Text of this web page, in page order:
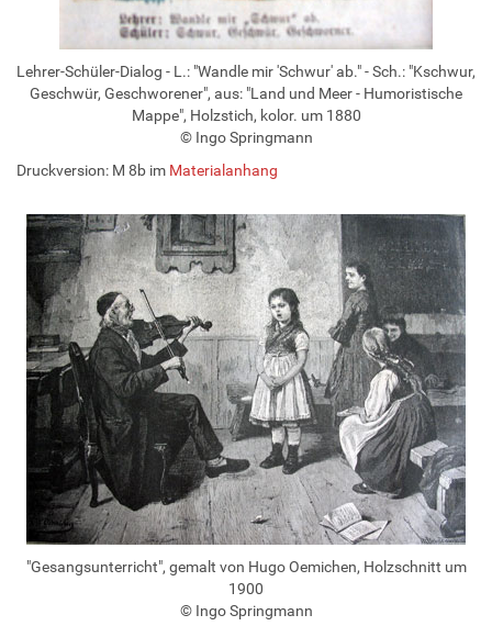
Lehrer-Schüler-Dialog - L.: "Wandle mir 'Schwur' ab." - Sch.: "Kschwur,
Geschwür, Geschworener", aus: "Land und Meer - Humoristische
Mappe", Holzstich, kolor. um 1880
© Ingo Springmann
Druckversion: M 8b im Materialanhang
"Gesangsunterricht", gemalt von Hugo Oemichen, Holzschnitt um
1900
© Ingo Springmann